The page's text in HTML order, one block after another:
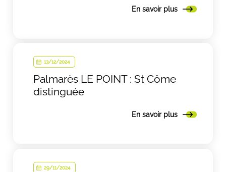
En savoir plus
13/12/2024
Palmarès LE POINT : St Côme
distinguée
En savoir plus
29/11/2024